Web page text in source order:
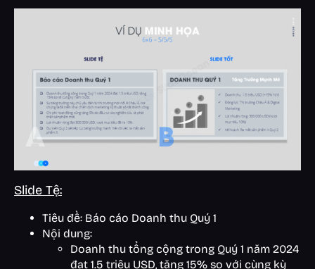
Slide Tệ:
Tiêu đề: Báo cáo Doanh thu Quý 1
Nội dung:
Doanh thu tổng cộng trong Quý 1 năm 2024
đạt 1.5 triệu USD, tăng 15% so với cùng kỳ